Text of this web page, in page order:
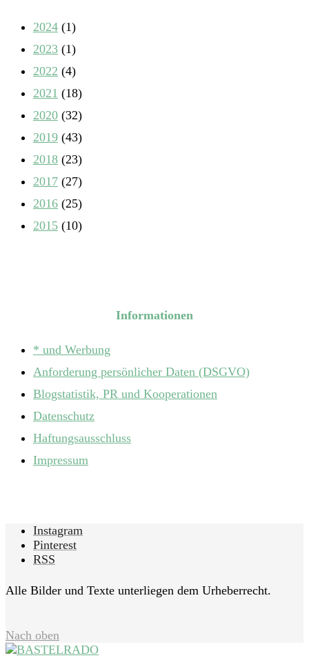
2024 (1)
2023 (1)
2022 (4)
2021 (18)
2020 (32)
2019 (43)
2018 (23)
2017 (27)
2016 (25)
2015 (10)
Informationen
* und Werbung
Anforderung persönlicher Daten (DSGVO)
Blogstatistik, PR und Kooperationen
Datenschutz
Haftungsausschluss
Impressum
Instagram
Pinterest
RSS
Alle Bilder und Texte unterliegen dem Urheberrecht.
Nach oben